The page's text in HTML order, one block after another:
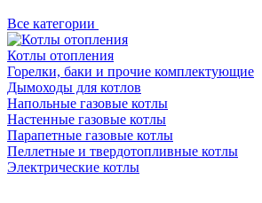
Все категории
Котлы отопления
Горелки, баки и прочие комплектующие
Дымоходы для котлов
Напольные газовые котлы
Настенные газовые котлы
Парапетные газовые котлы
Пеллетные и твердотопливные котлы
Электрические котлы